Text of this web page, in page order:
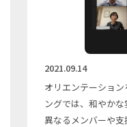
2021.09.14
オリエンテーショ
ングでは、和やか
異なるメンバーや